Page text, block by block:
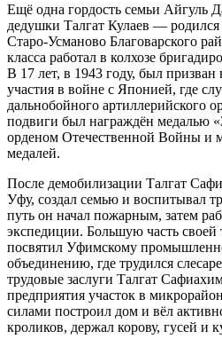
Ещё одна гордость семьи Айгуль
дедушки Талгат Кулаев — родился
Старо-Усманово Благоварского
класса работал в колхозе
В 17 лет, в 1943 году, был
участия в войне с Японией, где
дальнобойного артиллерийского
подвиги был награждён медалью
орденом Отечественной Войны и
медалей.
После демобилизации Талгат
Уфу, создал семью и воспитывал
путь он начал пожарным, затем
экспедиции. Большую часть своей
посвятил Уфимскому
объединению, где трудился
трудовые заслуги Талгат
предприятия участок в
силами построил дом и вёл
кроликов, держал корову, гусей и